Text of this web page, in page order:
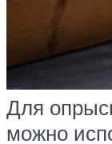
Для
можно